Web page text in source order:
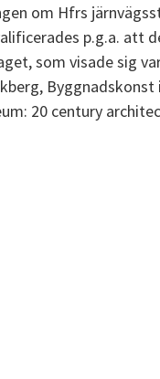
om Hfrs
p.g.a. att
som visade sig
20 century